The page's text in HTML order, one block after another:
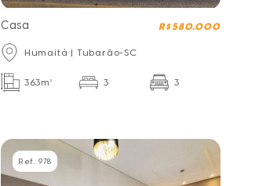
Casa R$ 580.000
Humaitá | Tubarão-SC
363m² 3 3
Ref. 978